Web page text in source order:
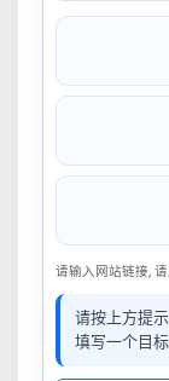
请输入网站链接,
请按上方提
填写一个目标